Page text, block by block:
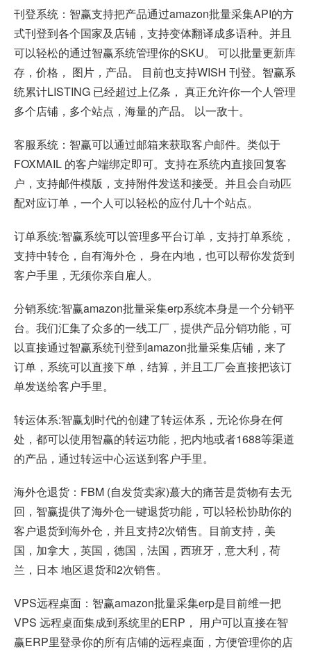
刊登系统：智赢支持把产品通过amazon批量采集API的方
式刊登到各个国家及店铺，支持变体翻译成多语种。并且
可以轻松的通过智赢系统管理你的SKU。 可以批量更新库
存，价格， 图片，产品。 目前也支持WISH 刊登。智赢系
统累计LISTING 已经超过上亿条， 真正允许你一个人管理
多个店铺，多个站点，海量的产品。 以一敌十。
客服系统：智赢可以通过邮箱来获取客户邮件。类似于
FOXMAIL 的客户端绑定即可。支持在系统内直接回复客
户，支持邮件模版，支持附件发送和接受。并且会自动匹
配对应订单，一个人可以轻松的应付几十个站点。
订单系统:智赢系统可以管理多平台订单，支持打单系统，
支持中转仓，自有海外仓， 身在内地，也可以帮你发货到
客户手里，无须你亲自雇人。
分销系统:智赢amazon批量采集erp系统本身是一个分销平
台。我们汇集了众多的一线工厂，提供产品分销功能，可
以直接通过智赢系统刊登到amazon批量采集店铺，来了
订单，系统可以直接下单，结算，并且工厂会直接把该订
单发送给客户手里。
转运体系:智赢划时代的创建了转运体系，无论你身在何
处，都可以使用智赢的转运功能，把内地或者1688等渠道
的产品，通过转运中心运送到客户手里。
海外仓退货：FBM (自发货卖家)蕞大的痛苦是货物有去无
回，智赢提供了海外仓一键退货功能，可以轻松协助你的
客户退货到海外仓，并且支持2次销售。目前支持，美
国，加拿大，英国，德国，法国，西班牙，意大利，荷
兰，日本 地区退货和2次销售。
VPS远程桌面：智赢amazon批量采集erp是目前维一把
VPS 远程桌面集成到系统里的ERP， 用户可以直接在智
赢ERP里登录你的所有店铺的远程桌面，方便管理你的店